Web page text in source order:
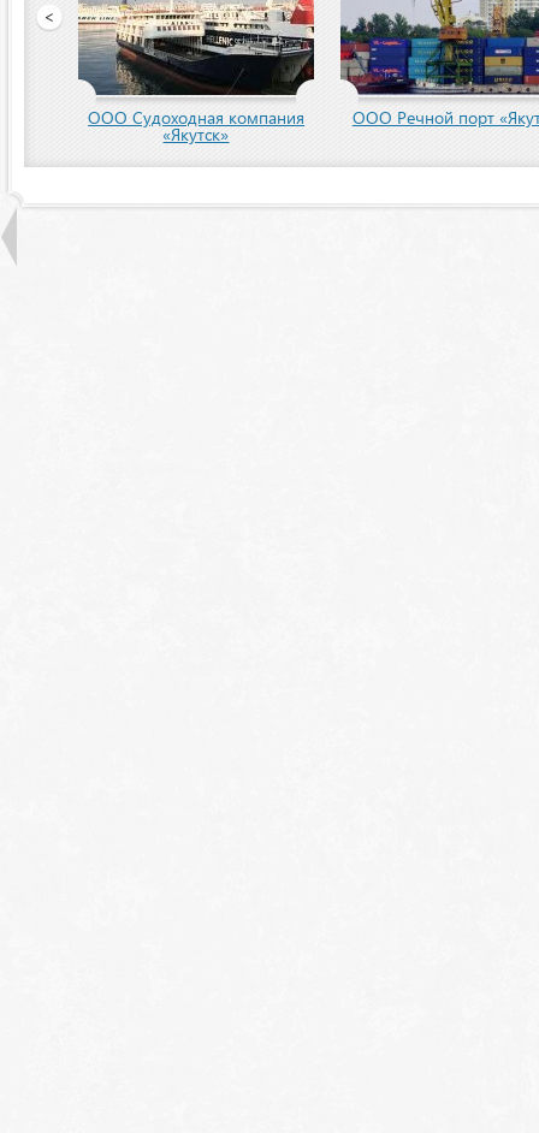
<
ООО Судоходная компания
«Якутск»
ООО Речной порт